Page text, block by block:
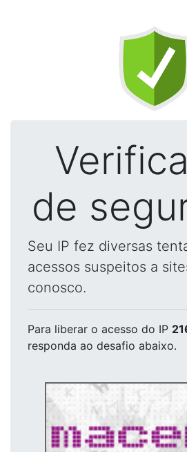
de
Seu IP fez diversas
acessos suspeitos a
conosco.
Para liberar o acesso do IP
responda ao desafio abaixo.